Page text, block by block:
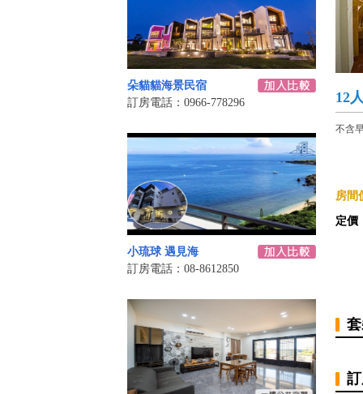
朵貓貓海景民宿
訂房電話：0966-778296
小琉球 遇見海
訂房電話：08-8612850
12
不含
房間
定價